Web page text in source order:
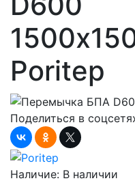
Poritep
Поделиться в
Наличие: В наличии